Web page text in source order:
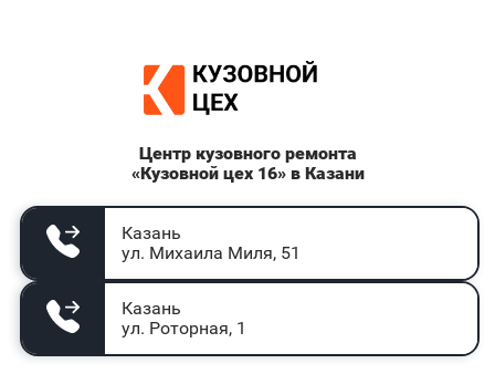
Центр кузовного ремонта
«Кузовной цех 16» в Казани
Казань
ул. Михаила Миля, 51
Казань
ул. Роторная, 1